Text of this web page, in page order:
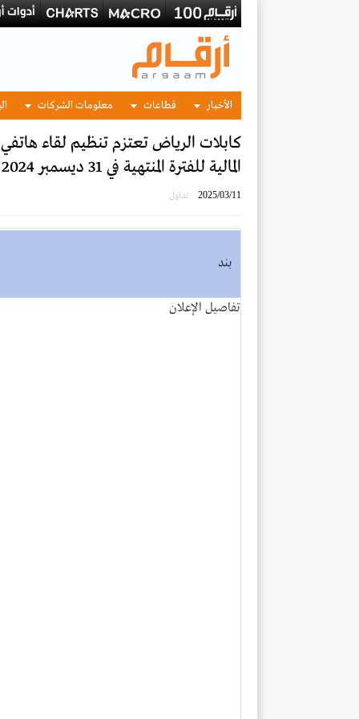
الأخبار قطاعات معلومات الشركات
كابلات الرياض تعتزم تنظيم لقاء هاتفي
المالیة للفترة المنتهية في 31 ديسمبر 2024
2025/03/11 تداول
بند
تفاصيل الإعلان